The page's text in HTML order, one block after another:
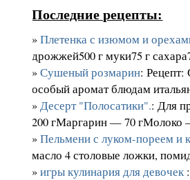
Последние рецепты:
»Плетенка с изюмом и
дрожжей500 г муки75 г
»Сушеный розмарин:
особый аромат блюдам
»Десерт "Полосатики".: Для
200 гМаргарин — 70
»Пельмени с луком-пореем и
масло 4 столовые ложки,
»игры кулинария для девочек: